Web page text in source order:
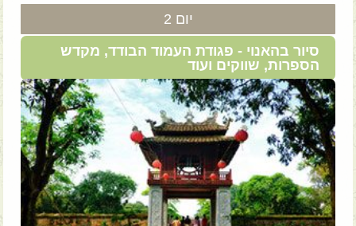
סיור בהאנוי - פגודת העמוד הבודד, מקדש
הספרות, שווקים ועוד
יום 2